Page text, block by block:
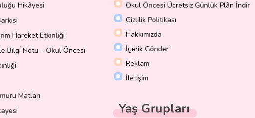
Hikâyesi
Hareket Etkinliği
Bilgi Notu – Okul Öncesi
Matları
Okul Öncesi Ücretsiz Günlük Plân İndir
Gizlilik Politikası
Hakkımızda
İçerik Gönder
Reklam
İletişim
Yaş Grupları